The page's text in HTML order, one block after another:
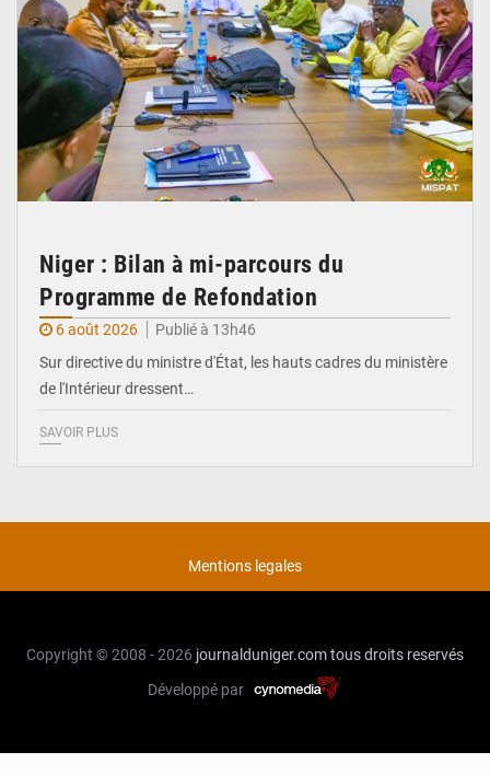
Niger : Bilan à mi-parcours du
Programme de Refondation
6 août 2026
Publié à 13h46
Sur directive du ministre d'État, les hauts cadres du ministère
de l'Intérieur dressent…
SAVOIR PLUS
Mentions legales
Copyright © 2008 - 2026 journalduniger.comtous droits reservés
Développé par